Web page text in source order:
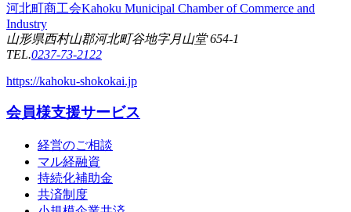
河北町商工会Kahoku Municipal Chamber of Commerce and
Industry
山形県西村山郡河北町谷地字月山堂 654-1
TEL.0237-73-2122
https://kahoku-shokokai.jp
会員様支援サービス
経営のご相談
マル経融資
持続化補助金
共済制度